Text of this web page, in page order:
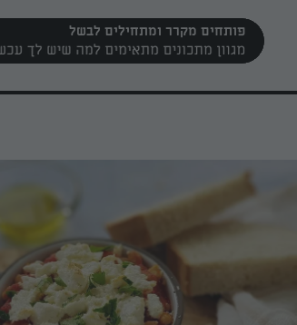
פותחים מקרר ומתחילים לבשל